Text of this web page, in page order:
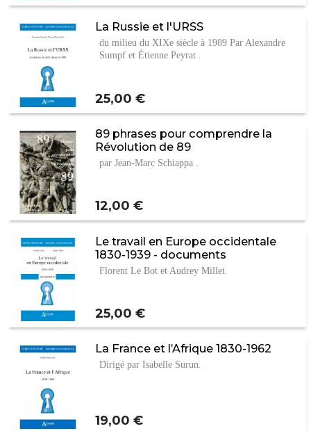
La Russie et l'URSS
du milieu du XIXe siècle à 1989 Par Alexandre
Sumpf et Étienne Peyrat .
Prix
25,00 €
89 phrases pour comprendre la
Révolution de 89
par Jean-Marc Schiappa .
Prix
12,00 €
Le travail en Europe occidentale
1830-1939 - documents
Florent Le Bot et Audrey Millet
Prix
25,00 €
La France et l’Afrique 1830-1962
Dirigé par Isabelle Surun.
Prix
19,00 €